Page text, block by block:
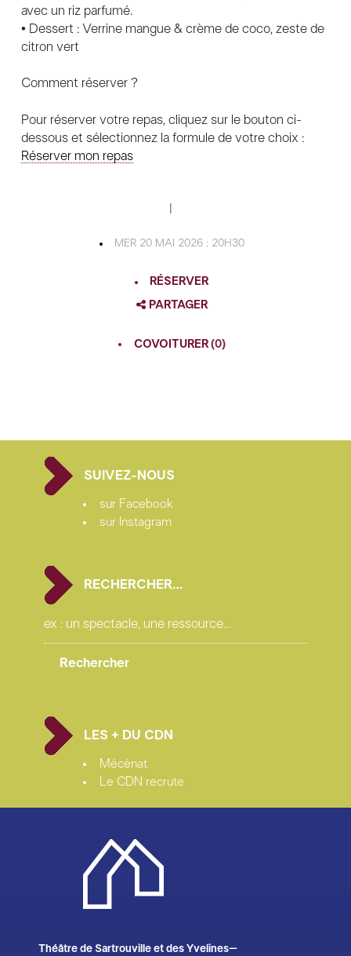
avec un riz parfumé.
• Dessert : Verrine mangue & crème de coco, zeste de
citron vert
Comment réserver ?
Pour réserver votre repas, cliquez sur le bouton ci-
dessous et sélectionnez la formule de votre choix :
Réserver mon repas
MER 20 MAI 2026 : 20H30
RÉSERVER
PARTAGER
COVOITURER(0)
SUIVEZ-NOUS
sur Facebook
sur Instagram
RECHERCHER…
LES + DU CDN
Mécénat
Le CDN recrute
Théâtre de Sartrouville et des Yvelines–